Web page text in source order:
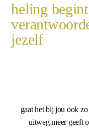
heling
jezelf
gaat het bij jou ook
uitweg meer geeft